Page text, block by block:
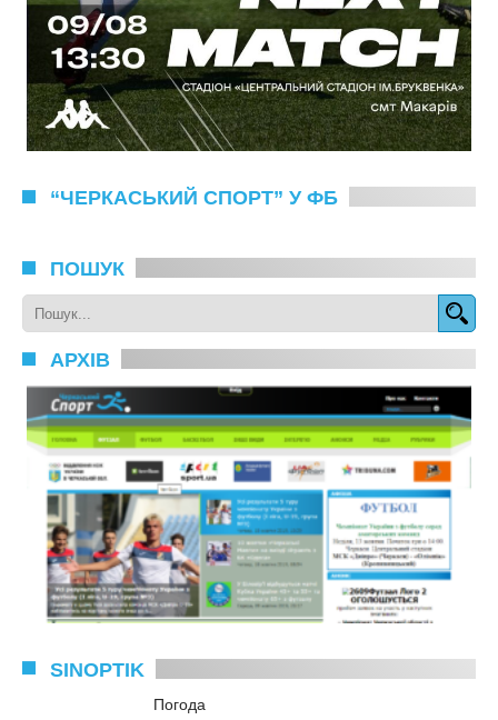
“ЧЕРКАСЬКИЙ СПОРТ” У ФБ
ПОШУК
АРХІВ
SINOPTIK
Погода